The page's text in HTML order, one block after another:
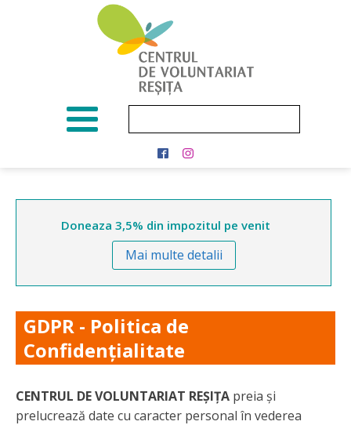
Doneaza 3,5% din impozitul pe venit
Mai multe detalii
GDPR - Politica de
Confidențialitate
CENTRUL DE VOLUNTARIAT REȘIȚA preia și
prelucrează date cu caracter personal în vederea